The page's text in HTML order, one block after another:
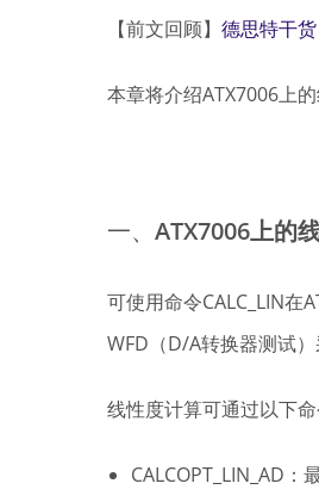
【前文回顾】 德思特干
本章将介绍ATX7006上
一、 ATX7006上的
可使用命令CALC_LIN在
WFD（D/A转换器测试）
线性度计算可通过以下命
CALCOPT_LIN_AD